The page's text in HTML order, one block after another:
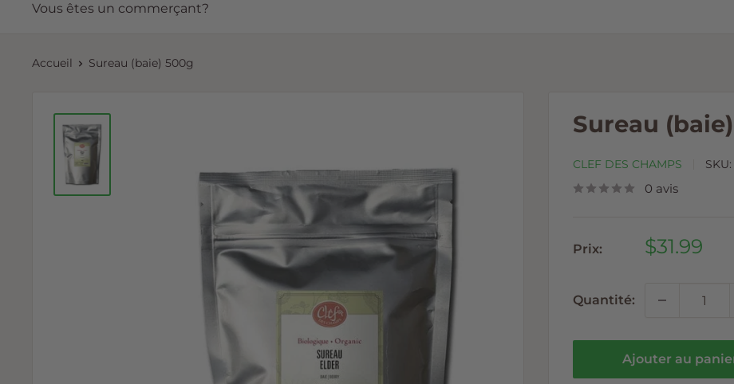
Vous êtes un commerçant?
Accueil Sureau (baie) 500g
Sureau
CLEF DES CHAMPS SKU:
0 avis
Prix:
Prix
$31.99
Quantité:
Ajouter au